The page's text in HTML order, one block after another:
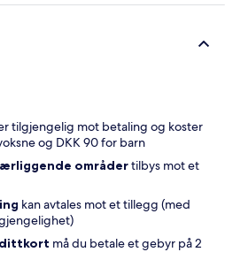
tilgjengelig mot betaling og koster
og DKK 90 for barn
områdertilbys mot et
kan avtales mot et tillegg (med
må du betale et gebyr på 2